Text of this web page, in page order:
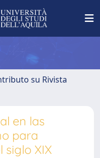
su Rivista
en las
para
siglo XIX